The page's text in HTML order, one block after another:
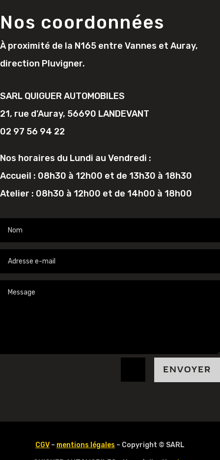
Nos coordonnées
À proximité de la N165 entre Vannes et Auray,
direction Pluvigner.
SARL QUIGUER AUTOMOBILES
21, rue d’Auray, 56690 LANDEVANT
02 97 56 94 22
Nos horaires du Lundi au Vendredi :
Accueil : 08h30 à 12h00 et de 13h30 à 18h30
Atelier : 08h30 à 12h00 et de 14h00 à 18h00
ENVOYER
CGV– mentions légales – Copyright © SARL